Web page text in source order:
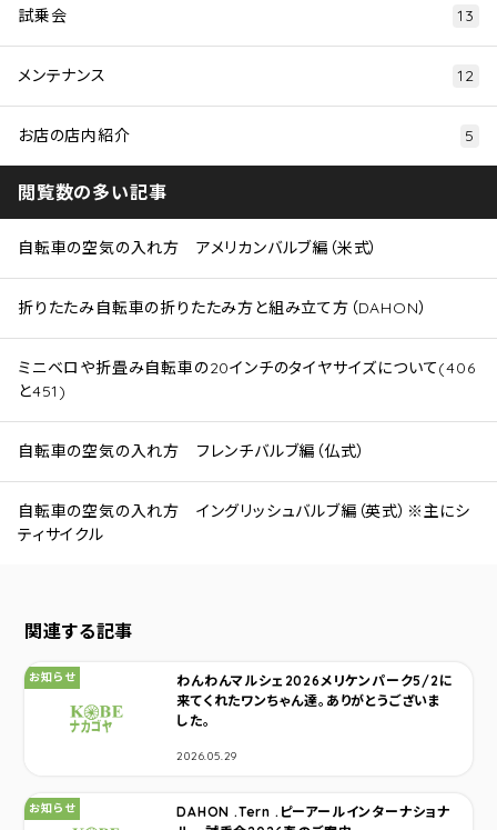
試乗会 13
メンテナンス 12
お店の店内紹介 5
閲覧数の多い記事
自転車の空気の入れ方 アメリカンバルブ編（米式）
折りたたみ自転車の折りたたみ方と組み立て方（DAHON）
ミニベロや折畳み自転車の20インチのタイヤサイズについて(406
と451)
自転車の空気の入れ方 フレンチバルブ編（仏式）
自転車の空気の入れ方 イングリッシュバルブ編（英式）※主にシ
ティサイクル
関連する記事
わんわんマルシェ2026メリケンパーク5/2に
来てくれたワンちゃん達。ありがとうございま
した。
カテゴリ：
お知らせ
2026.05.29
DAHON .Tern .ピーアールインターナショナ
カテゴリ：
お知らせ